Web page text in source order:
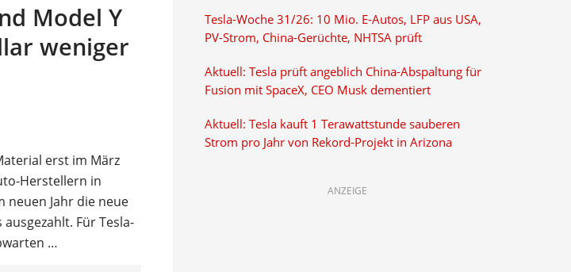
Model Y
weniger
erst im März
Herstellern in
neuen Jahr die neue
Für Tesla-
…
Tesla-Woche 31/26: 10 Mio. E-Autos, LFP aus USA,
PV-Strom, China-Gerüchte, NHTSA prüft
Aktuell: Tesla prüft angeblich China-Abspaltung für
Fusion mit SpaceX, CEO Musk dementiert
Aktuell: Tesla kauft 1 Terawattstunde sauberen
Strom pro Jahr von Rekord-Projekt in Arizona
ANZEIGE